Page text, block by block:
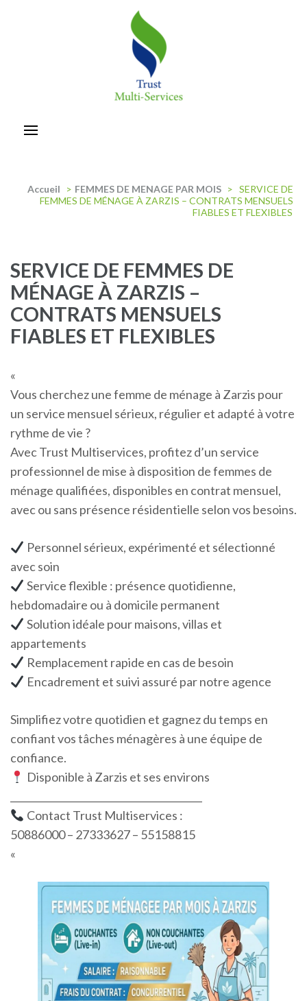
Accueil > FEMMES DE MENAGE PAR MOIS > SERVICE DE
FEMMES DE MÉNAGE À ZARZIS – CONTRATS MENSUELS
FIABLES ET FLEXIBLES
SERVICE DE FEMMES DE
MÉNAGE À ZARZIS –
CONTRATS MENSUELS
FIABLES ET FLEXIBLES
«
Vous cherchez une femme de ménage à Zarzis pour
un service mensuel sérieux, régulier et adapté à votre
rythme de vie ?
Avec Trust Multiservices, profitez d’un service
professionnel de mise à disposition de femmes de
ménage qualifiées, disponibles en contrat mensuel,
avec ou sans présence résidentielle selon vos besoins.
Personnel sérieux, expérimenté et sélectionné
avec soin
Service flexible : présence quotidienne,
hebdomadaire ou à domicile permanent
Solution idéale pour maisons, villas et
appartements
Remplacement rapide en cas de besoin
Encadrement et suivi assuré par notre agence
Simplifiez votre quotidien et gagnez du temps en
confiant vos tâches ménagères à une équipe de
confiance.
Disponible à Zarzis et ses environs
Contact Trust Multiservices :
50886000 – 27333627 – 55158815
«